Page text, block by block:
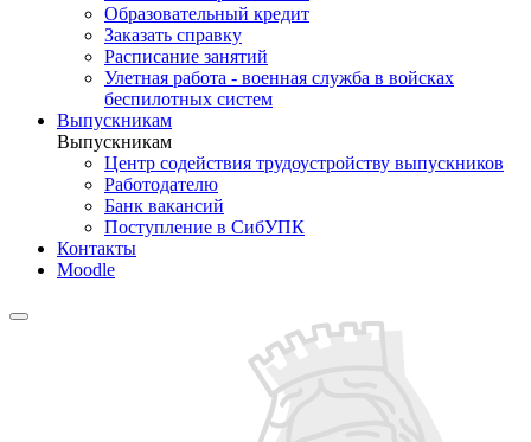
Образовательный кредит
Заказать справку
Расписание занятий
Улетная работа - военная служба в войсках
беспилотных систем
Выпускникам
Выпускникам
Центр содействия трудоустройству выпускников
Работодателю
Банк вакансий
Поступление в СибУПК
Контакты
Moodle